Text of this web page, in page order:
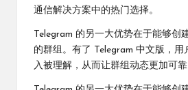
通信解决方案中的热门选择。
Telegram 的另一大优势在于能够创
的群组。有了 Telegram 中文版，用
入被理解，从而让群组动态更加可靠